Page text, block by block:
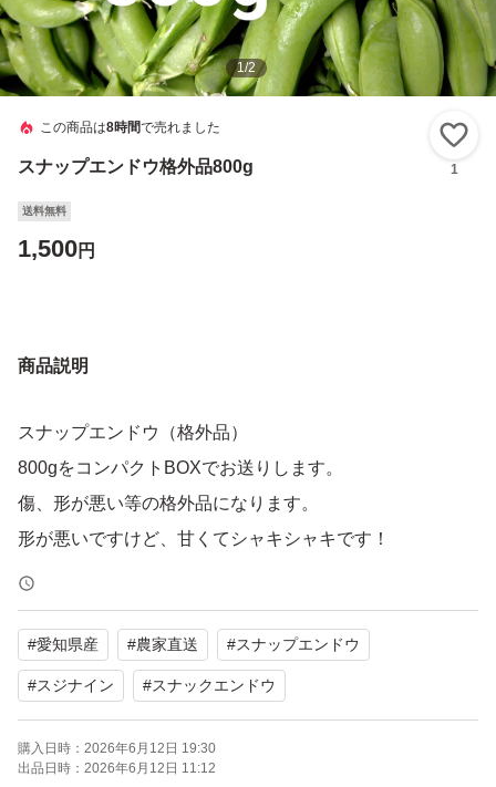
1/2
この商品は8時間で売れました
スナップエンドウ格外品800g 1
送料無料
1,500円
商品説明
スナップエンドウ（格外品）
800gをコンパクトBOXでお送りします。
傷、形が悪い等の格外品になります。
形が悪いですけど、甘くてシャキシャキです！
#愛知県産 #農家直送 #スナップエンドウ
#スジナイン #スナックエンドウ
購入日時： 2026年6月12日 19:30
出品日時： 2026年6月12日 11:12